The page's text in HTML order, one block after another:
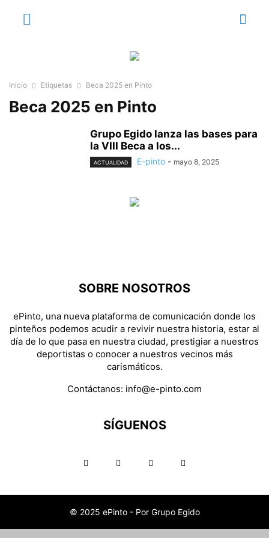
Inicio Etiquetas Beca 2025 en Pinto
Beca 2025 en Pinto
Grupo Egido lanza las bases para
la VIII Beca a los...
ACTUALIDAD E-pinto - mayo 8, 2025
SOBRE NOSOTROS
ePinto, una nueva plataforma de comunicación donde los
pinteños podemos acudir a revivir nuestra historia, estar al
día de lo que pasa en nuestra ciudad, prestigiar a nuestros
deportistas o conocer a nuestros vecinos más
carismáticos.
Contáctanos: info@e-pinto.com
SÍGUENOS
© 2025 ePinto - Por Grupo Egido